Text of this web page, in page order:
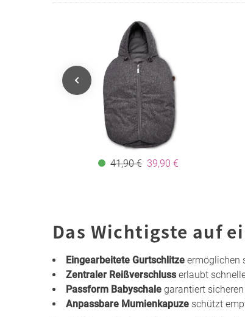
41,90 € 39,90 €
Das Wichtigste auf
Eingearbeitete Gurtschlitze ermöglichen
Zentraler Reißverschlusserlaubt
Passform Babyschale garantiert
Anpassbare Mumienkapuze schützt